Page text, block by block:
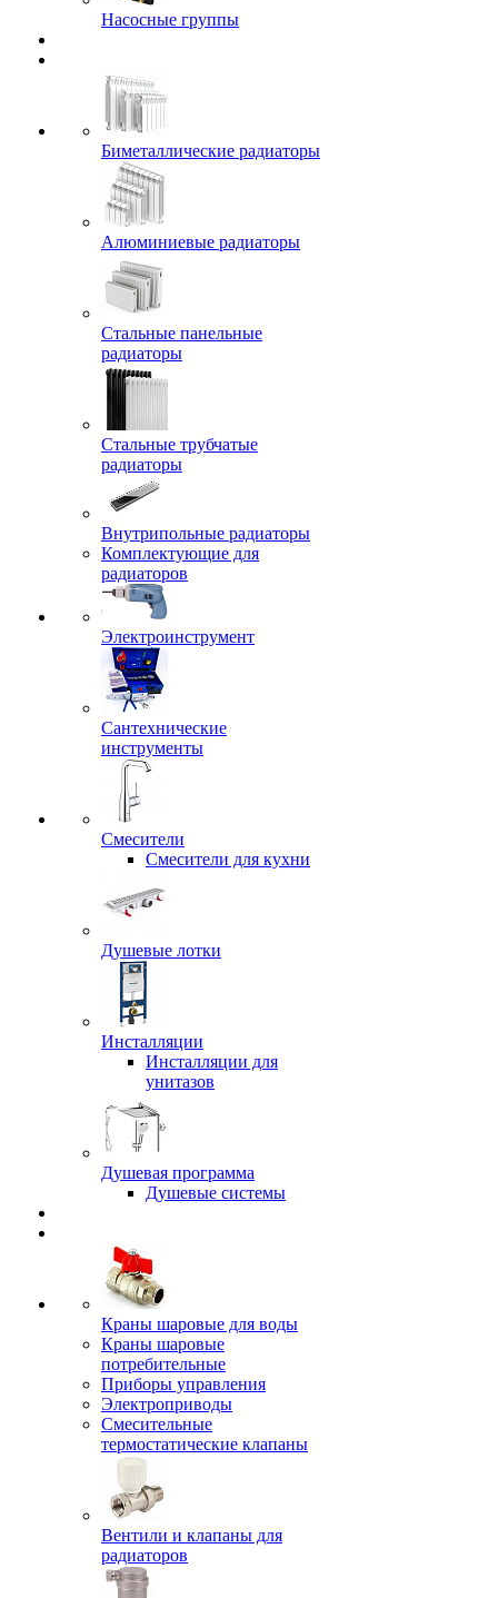
Насосные группы
Биметаллические радиаторы
Алюминиевые радиаторы
Стальные панельные
радиаторы
Стальные трубчатые
радиаторы
Внутрипольные радиаторы
Комплектующие для
радиаторов
Электроинструмент
Сантехнические
инструменты
Смесители
Смесители для кухни
Душевые лотки
Инсталляции
Инсталляции для
унитазов
Душевая программа
Душевые системы
Краны шаровые для воды
Краны шаровые
потребительные
Приборы управления
Электроприводы
Смесительные
термостатические клапаны
Вентили и клапаны для
радиаторов